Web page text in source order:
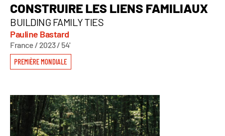
CONSTRUIRE LES LIENS FAMILIAUX
BUILDING FAMILY TIES
Pauline Bastard
France / 2023 / 54'
PREMIÈRE MONDIALE